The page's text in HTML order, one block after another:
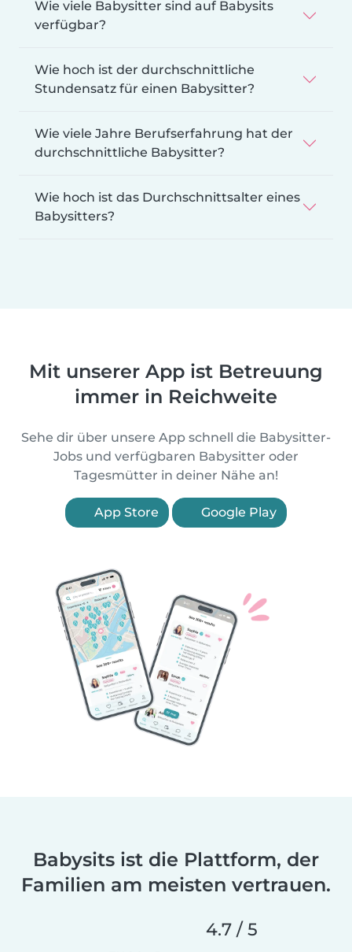
Wie viele Babysitter sind auf Babysits
verfügbar?
Wie hoch ist der durchschnittliche
Stundensatz für einen Babysitter?
Wie viele Jahre Berufserfahrung hat der
durchschnittliche Babysitter?
Wie hoch ist das Durchschnittsalter eines
Babysitters?
Mit unserer App ist Betreuung
immer in Reichweite
Sehe dir über unsere App schnell die Babysitter-
Jobs und verfügbaren Babysitter oder
Tagesmütter in deiner Nähe an!
App Store Google Play
Babysits ist die Plattform, der
Familien am meisten vertrauen.
4.7 / 5